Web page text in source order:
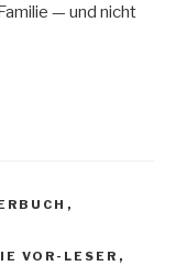
— und nicht
,
VOR-LESER ,